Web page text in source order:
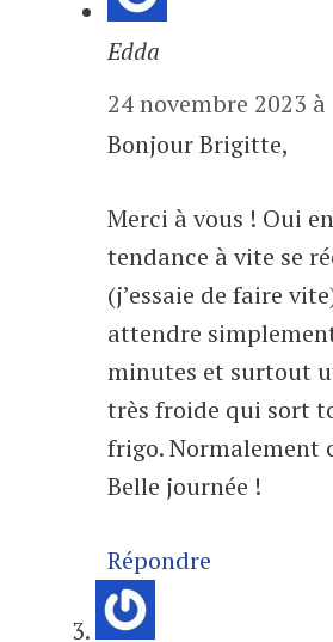
Edda
24 novembre 2023
Bonjour Brigitte,
Merci à vous ! Oui
tendance à vite se
(j’essaie de faire
attendre
minutes et surtout
très froide qui sort
frigo. Normalement
Belle journée !
Répondre